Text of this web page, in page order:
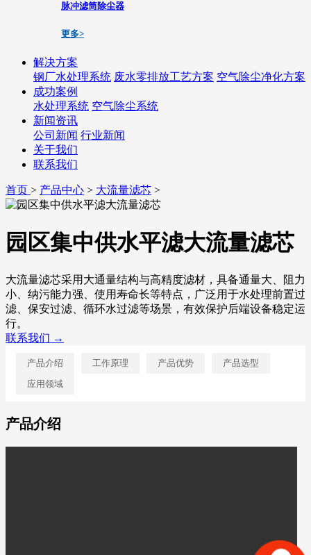
脉冲滤筒除尘器
更多>
解决方案
钢厂水处理系统 废水零排放工艺方案 空气除尘净化方案
成功案例
水处理系统 空气除尘系统
新闻资讯
公司新闻 行业新闻
关于我们
联系我们
首页 > 产品中心 > 大流量滤芯 >
园区集中供水平滤大流量滤芯
大流量滤芯采用大通量结构与高精度滤材，具备通量大、阻力
小、纳污能力强、使用寿命长等特点，广泛用于水处理前置过
滤、保安过滤、循环水过滤等场景，有效保护后端设备稳定运
行。
联系我们 →
产品介绍 工作原理 产品优势
产品选型
应用领域
产品介绍